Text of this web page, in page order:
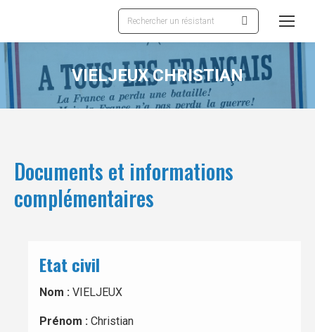
Recherche
:
VIELJEUX CHRISTIAN
Documents et informations
complémentaires
Etat civil
Nom : VIELJEUX
Prénom : Christian